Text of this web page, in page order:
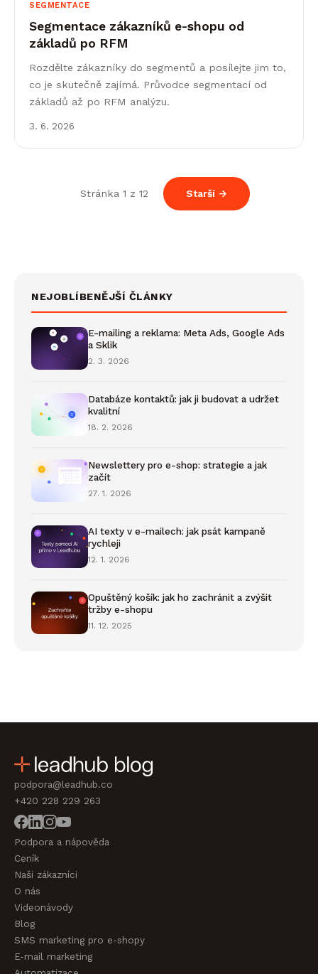
SEGMENTACE
Segmentace zákazníků e-shopu od
základů po RFM
Rozdělte zákazníky do segmentů a posílejte jim to,
co je skutečně zajímá. Průvodce segmentací od
základů až po RFM analýzu.
3. 6. 2026
Stránka 1 z 12 Starší →
NEJOBLÍBENĚJŠÍ ČLÁNKY
E-mailing a reklama: Meta Ads, Google Ads
a Sklik
2. 3. 2026
Databáze kontaktů: jak ji budovat a udržet
kvalitní
18. 2. 2026
Newslettery pro e-shop: strategie a jak
začít
27. 1. 2026
AI texty v e-mailech: jak psát kampaně
rychleji
12. 1. 2026
Opuštěný košík: jak ho zachránit a zvýšit
tržby e-shopu
11. 12. 2025
podpora@leadhub.co
+420 228 229 263
Podpora a nápověda
Ceník
Naši zákazníci
O nás
Videonávody
Blog
SMS marketing pro e-shopy
E-mail marketing